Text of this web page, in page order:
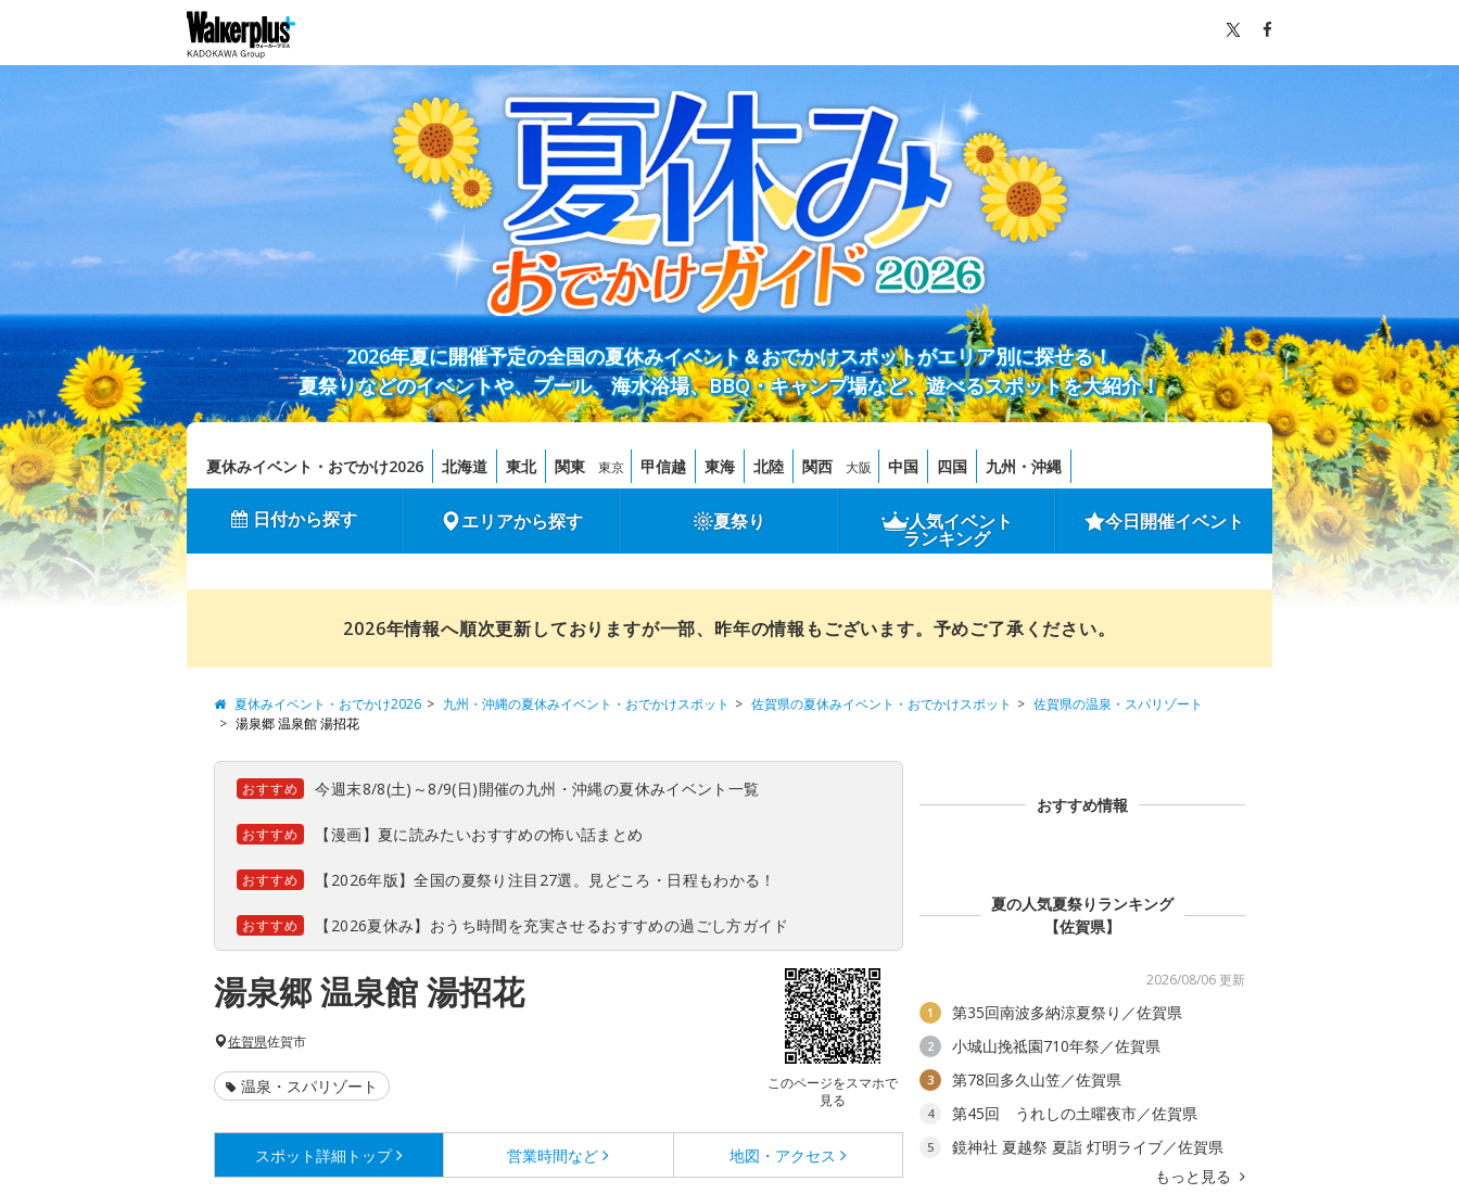
2026年夏に開催予定の全国の夏休みイベント＆おでかけスポットがエリア別に探せる！
夏祭りなどのイベントや、プール、海水浴場、BBQ・キャンプ場など、遊べるスポットを大紹介！
夏休みイベント・おでかけ2026 北海道 東北 関東 東京 甲信越 東海 北陸 関西 大阪 中国 四国 九州・沖縄
日付から探す エリアから探す 夏祭り 人気イベント
ランキング
今日開催イベント
2026年情報へ順次更新しておりますが一部、昨年の情報もございます。予めご了承ください。
夏休みイベント・おでかけ2026 九州・沖縄の夏休みイベント・おでかけスポット 佐賀県の夏休みイベント・おでかけスポット
佐賀県の温泉・スパリゾート
湯泉郷 温泉館 湯招花
おすすめ 今週末8/8(土)～8/9(日)開催の九州・沖縄の夏休みイベント一覧
おすすめ 【漫画】夏に読みたいおすすめの怖い話まとめ
おすすめ 【2026年版】全国の夏祭り注目27選。見どころ・日程もわかる！
おすすめ 【2026夏休み】おうち時間を充実させるおすすめの過ごし方ガイド
湯泉郷 温泉館 湯招花
このページをスマホで
見る
佐賀県佐賀市
温泉・スパリゾート
スポット詳細 トップ 営業時間など 地図・アクセス
おすすめ情報
夏の人気夏祭りランキング
【佐賀県】
2026/08/06 更新
1 第35回南波多納涼夏祭り／佐賀県
2 小城山挽祗園710年祭／佐賀県
3 第78回多久山笠／佐賀県
4 第45回 うれしの土曜夜市／佐賀県
5
鏡神社 夏越祭 夏詣 灯明ライブ／佐賀県
もっと見る